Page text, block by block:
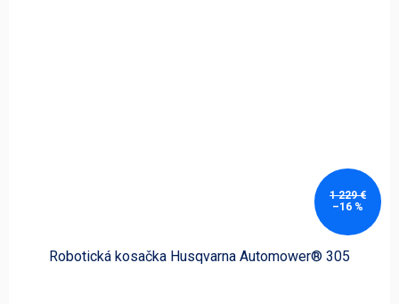
1 229 €
–16 %
Robotická kosačka Husqvarna Automower® 305